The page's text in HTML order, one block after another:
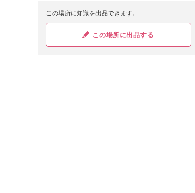
この場所に知識を出品できます。
この場所に出品する